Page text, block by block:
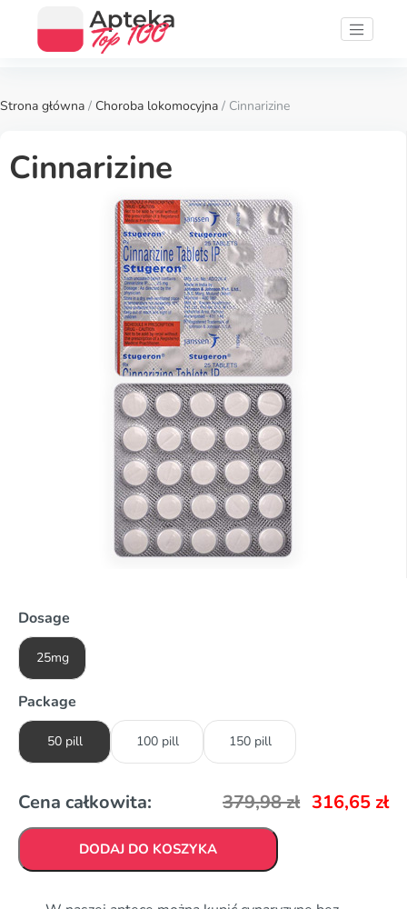
Strona główna / Choroba lokomocyjna / Cinnarizine
Cinnarizine
Dosage
25mg
Package
50 pill 100 pill 150 pill
Cena całkowita: 379,98zł 316,65 zł
DODAJ DO KOSZYKA